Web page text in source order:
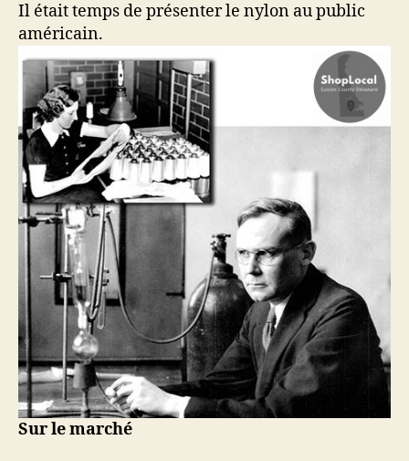
Il était temps de présenter le nylon au public
américain.
Sur le marché